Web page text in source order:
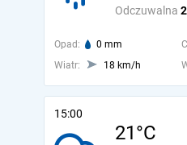
Odczuwalna
Opad: 0 mm
Wiatr:
18 km/h
15:00
21°C